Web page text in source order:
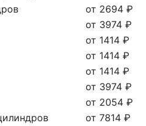
от 2694 ₽
от 3974 ₽
от 1414 ₽
от 1414 ₽
от 1414 ₽
от 3974 ₽
от 2054 ₽
от 7814 ₽